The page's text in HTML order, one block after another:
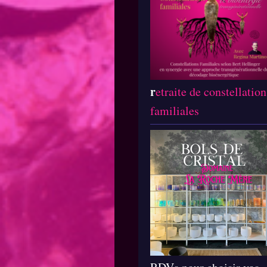
retraite de
familiales